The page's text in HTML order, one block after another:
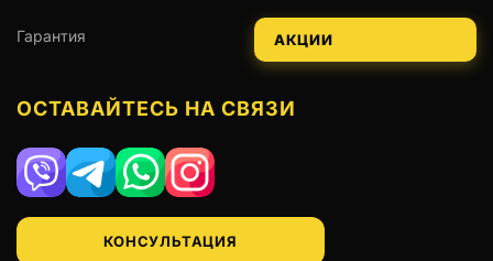
Гарантия АКЦИИ
ОСТАВАЙТЕСЬ НА СВЯЗИ
Viber TelegramWhatsAppInstagram
КОНСУЛЬТАЦИЯ